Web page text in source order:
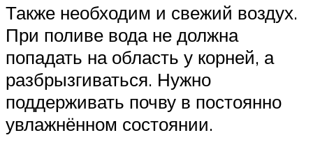
Также необходим и свежий воздух.
При поливе вода не должна
попадать на область у корней, а
разбрызгиваться. Нужно
поддерживать почву в постоянно
увлажнённом состоянии.